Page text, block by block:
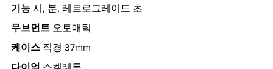
기능 시, 분, 레트로그레이드 초
무브먼트 오토매틱
케이스 직경 37mm
다이얼 스켈레톤